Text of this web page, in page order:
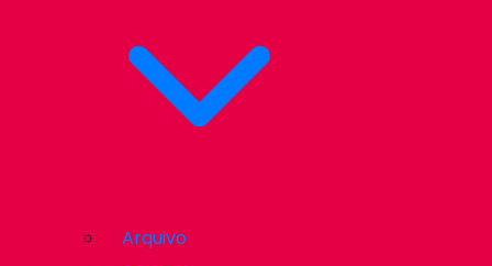
Arquivo